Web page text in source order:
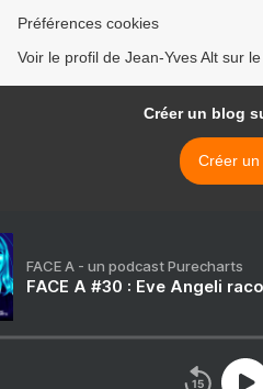
Préférences cookies
Voir le profil de Jean-Yves Alt sur
Créer un blog
Créer un
FACE A - un podcast Purecharts
FACE A #30 : Eve Angeli